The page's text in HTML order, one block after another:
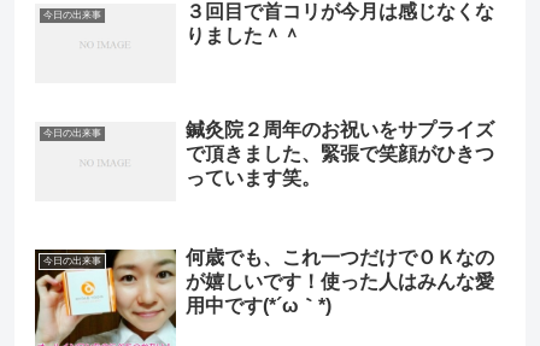
今日の出来事
３回目で首コリが今月は感じなくな
りました＾＾
今日の出来事
鍼灸院２周年のお祝いをサプライズ
で頂きました、緊張で笑顔がひきつ
っています笑。
今日の出来事
何歳でも、これ一つだけでＯＫなの
が嬉しいです！使った人はみんな愛
用中です(*´ω｀*)